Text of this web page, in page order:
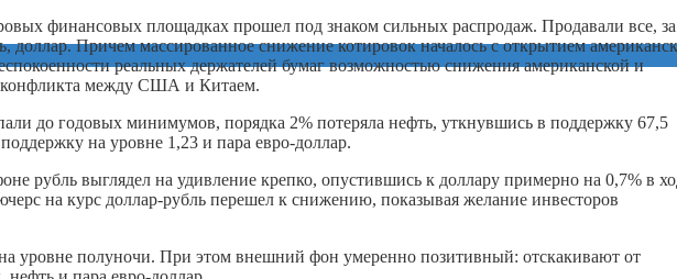
финансовых площадках прошел под знаком сильных распродаж. Продавали все, за
Причем массированное снижение котировок началось с открытием
реальных держателей бумаг возможностью снижения американской и
конфликта между США и Китаем.
до годовых минимумов, порядка 2% потеряла нефть, уткнувшись в поддержку 67,5
на уровне 1,23 и пара евро-доллар.
рубль выглядел на удивление крепко, опустившись к доллару примерно на 0,7% в
на курс доллар-рубль перешел к снижению, показывая желание инвесторов
на уровне полуночи. При этом внешний фон умеренно позитивный: отскакивают от